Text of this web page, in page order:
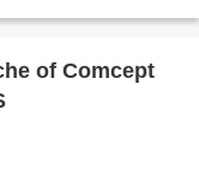
of Comcept